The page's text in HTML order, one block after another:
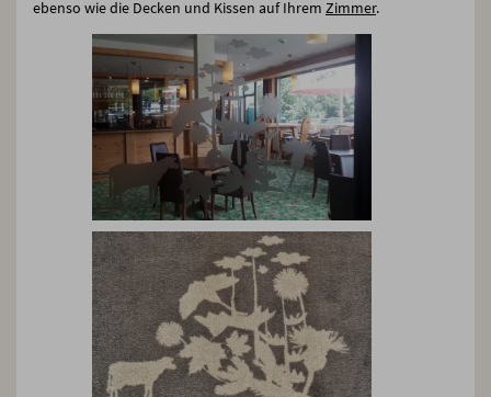
ebenso wie die Decken und Kissen auf Ihrem Zimmer.